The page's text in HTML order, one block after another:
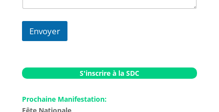
Envoyer
t
r
n
S'inscrire à la SDC
Prochaine Manifestation: